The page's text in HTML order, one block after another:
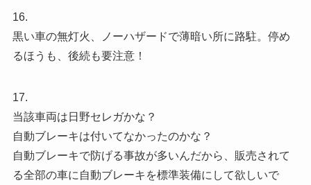
16.
黒い車の無灯火、ノーハザードで薄暗い所に路駐。停め
るほうも、後続も要注意！
17.
当該車両は日野セレガかな？
自動ブレーキは付いてなかったのかな？
自動ブレーキで防げる事故が多いんだから、販売されて
る全部の車に自動ブレーキを標準装備にして欲しいで